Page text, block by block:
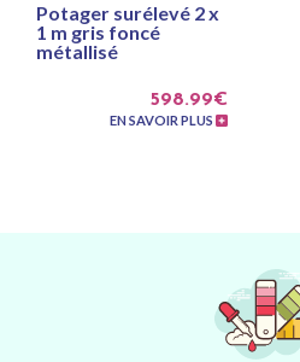
Potager surélevé 2 x
1 m gris foncé
métallisé
598.99€
EN SAVOIR PLUS